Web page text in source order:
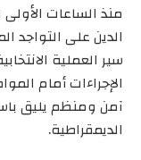
منذ الساعات
الدين على التواجد
سير العملية
الإجراءات أمام
آمن ومنظم يليق
الديمقراطية.